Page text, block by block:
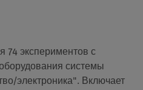
74 экспериментов с
системы
электроника". Включает